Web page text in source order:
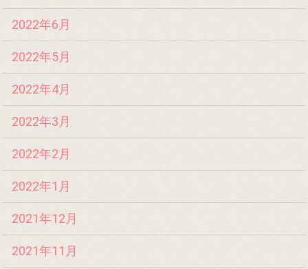
2022年6月
2022年5月
2022年4月
2022年3月
2022年2月
2022年1月
2021年12月
2021年11月